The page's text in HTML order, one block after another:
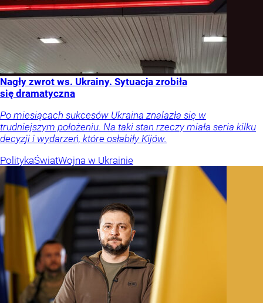
Nagły zwrot ws. Ukrainy. Sytuacja zrobiła
się dramatyczna
Po miesiącach sukcesów Ukraina znalazła się w
trudniejszym położeniu. Na taki stan rzeczy miała seria kilku
decyzji i wydarzeń, które osłabiły Kijów.
PolitykaŚwiatWojna w Ukrainie